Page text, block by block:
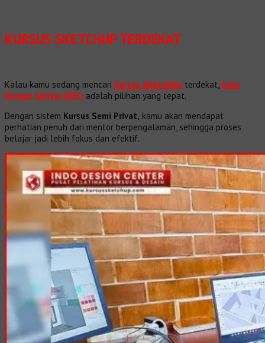
KURSUS SKETCHUP TERDEKAT
Kalau kamu sedang mencari Kursus SketchUp terdekat, Indo
Design Center (IDC) adalah pilihan yang tepat.
Dengan sistem Kursus Semi Privat, kamu akan mendapat
perhatian penuh dari mentor berpengalaman, sehingga proses
belajar jadi lebih fokus dan efektif.